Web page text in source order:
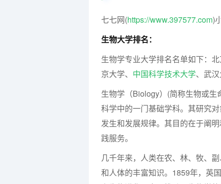
七七网(https://www.397577.com)
生物大学排名：
生物学专业大学排名名单如下：
京大学、 中国科学技术大学、武
生物学（Biology）(简称生物或
科学中的一门基础学科。其研究
发生和发展规律。其目的在于阐
践服务。
几千年来，人类在农、林、牧、
和人体的丰富知识。1859年，英